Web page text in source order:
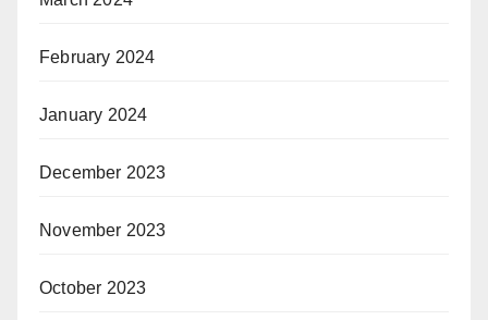
February 2024
January 2024
December 2023
November 2023
October 2023